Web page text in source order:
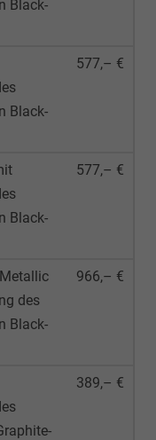
Black-
Black-
577,– €
Black-
577,– €
des
Black-
966,– €
389,– €